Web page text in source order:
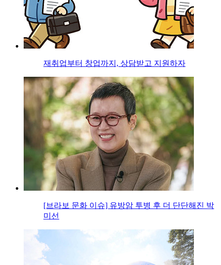
재취업부터 창업까지, 상담받고 지원하자
[브라보 문화 이슈] 유방암 투병 후 더 단단해진 박
미선